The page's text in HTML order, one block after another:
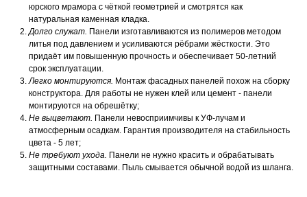
юрского мрамора с чёткой геометрией и смотрятся как
натуральная каменная кладка.
Долго служат. Панели изготавливаются из полимеров методом
литья под давлением и усиливаются рёбрами жёсткости. Это
придаёт им повышенную прочность и обеспечивает 50-летний
срок эксплуатации.
Легко монтируются. Монтаж фасадных панелей похож на сборку
конструктора. Для работы не нужен клей или цемент - панели
монтируются на обрешётку;
Не выцветают. Панели невосприимчивы к УФ-лучам и
атмосферным осадкам. Гарантия производителя на стабильность
цвета - 5 лет;
Не требуют ухода. Панели не нужно красить и обрабатывать
защитными составами. Пыль смывается обычной водой из шланга.